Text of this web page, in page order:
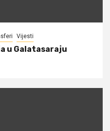
Vijesti
u Galatasaraju